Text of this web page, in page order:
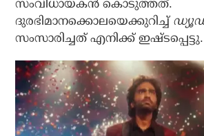
സംവിധായകന്‍ കൊടുത്തത്.
ദുരഭിമാനക്കൊലയെക്കുറിച്ച്
സംസാരിച്ചത് എനിക്ക് ഇഷ്ടപ്പെട്ടു.